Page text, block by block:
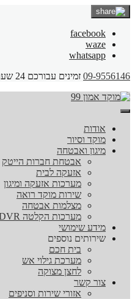
facebook
waze
whatsapp
09-9556146 זמינים עבורכם 24 שעות
אודות
מוקד וסיור
מיגון ואבטחה
אבטחת חברות הייטק
אזעקה לבית
מערכות אזעקה ומיגון
שירות מוקד רואה
מצלמות אבטחה
מערכות הקלטה NVR – DVR
מידע שימושי
שירותים נוספים
בית חכם
מערכת גילוי אש
לחצן מצוקה
צור קשר
אזורי שירות וסניפים